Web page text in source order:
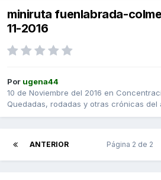
miniruta fuenlabrada-
11-2016
Por ugena44
10 de Noviembre del 2016 en
Quedadas, rodadas y otras crónicas del
ANTERIOR Página 2 de 2